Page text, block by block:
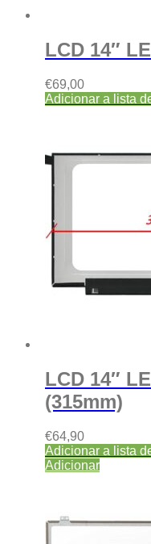
LCD 14″
€69,00
Adicionar a lista
LCD 14″
(315mm)
€64,90
Adicionar a lista
Adicionar